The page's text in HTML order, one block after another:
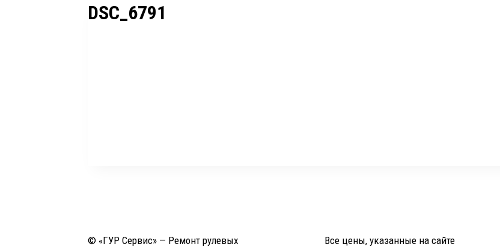
DSC_6791
© «ГУР Сервис» — Ремонт рулевых Все цены, указанные на сайте